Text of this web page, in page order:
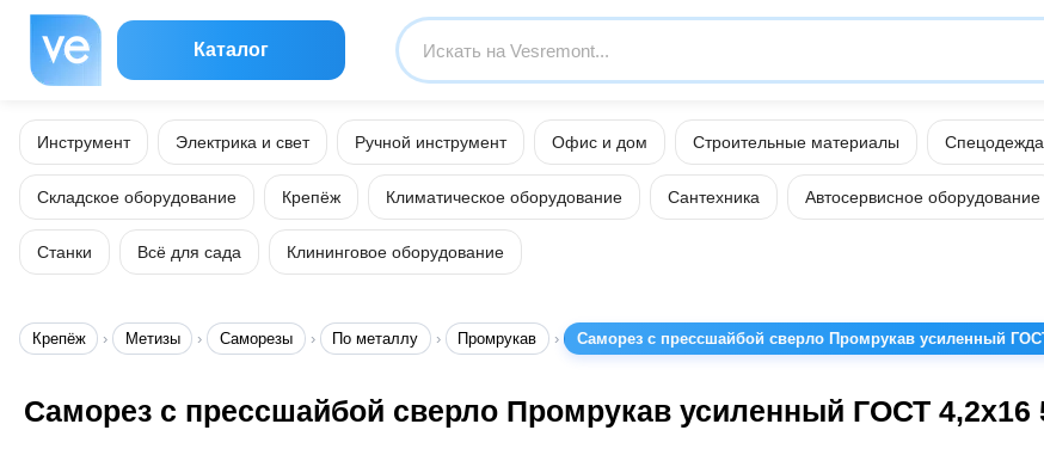
Каталог
Инструмент Электрика и свет Ручной инструмент Офис и дом Строительные материалы
Складское оборудование Крепёж Климатическое оборудование Сантехника Автосервисное оборудование
Станки Всё для сада Клининговое оборудование
Крепёж Метизы Саморезы По металлу Промрукав Саморез с прессшайбой сверло Промрукав усиленный
Саморез с прессшайбой сверло Промрукав усиленный ГОСТ 4,2x16